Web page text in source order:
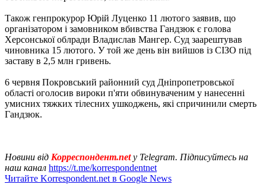
Також генпрокурор Юрій Луценко 11 лютого заявив, що
організатором і замовником вбивства Гандзюк є голова
Херсонської облради Владислав Мангер. Суд заарештував
чиновника 15 лютого. У той же день він вийшов із СІЗО під
заставу в 2,5 млн гривень.
6 червня Покровський районний суд Дніпропетровської
області оголосив вироки п'яти обвинуваченим у нанесенні
умисних тяжких тілесних ушкоджень, які спричинили смерть
Гандзюк.
Новини від Корреспондент.net у Telegram. Підписуйтесь на
наш канал https://t.me/korrespondentnet
Читайте Korrespondent.net в Google News